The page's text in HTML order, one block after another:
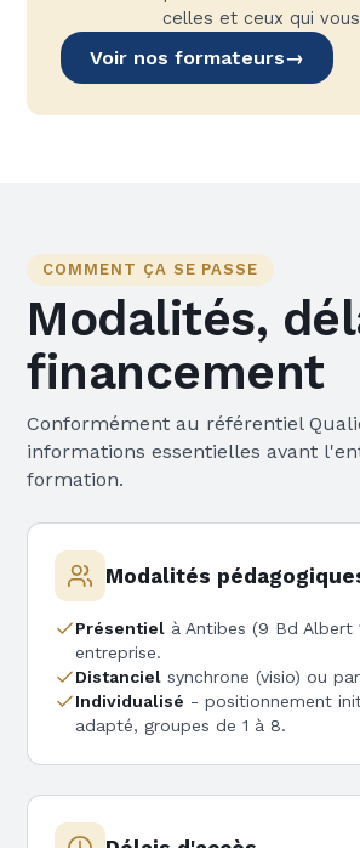
celles et ceux qui
Voir nos formateurs→
COMMENT ÇA SE PASSE
Modalités,
financement
Conformément au référentiel
informations essentielles avant
formation.
Modalités
Présentiel à Antibes (9 Bd Albert
entreprise.
Distanciel synchrone (visio) ou
Individualisé - positionnement
adapté, groupes de 1 à 8.